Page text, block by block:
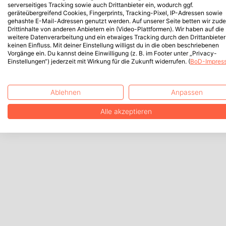
serverseitiges Tracking sowie auch Drittanbieter ein, wodurch ggf.
geräteübergreifend Cookies, Fingerprints, Tracking-Pixel, IP-Adressen sowie
gehashte E-Mail-Adressen genutzt werden. Auf unserer Seite betten wir
Drittinhalte von anderen Anbietern ein (Video-Plattformen). Wir haben auf die
weitere Datenverarbeitung und ein etwaiges Tracking durch den Drittanbieter
keinen Einfluss. Mit deiner Einstellung willigst du in die oben beschriebenen
Vorgänge ein. Du kannst deine Einwilligung (z. B. im Footer unter „Privacy-
Einstellungen“) jederzeit mit Wirkung für die Zukunft widerrufen. (BoD-
Ablehnen Anpassen
Alle akzeptieren